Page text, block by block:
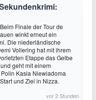
Finale der Tour de
winkt erneut ein
Die niederländische
Vollering hat mit ihrem
Etappe das Gelbe
geht mit einem
Kasia Niewiadoma
und Ziel in Nizza.
vor 2 Stunden